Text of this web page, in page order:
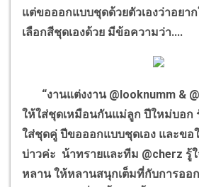
แต่ขอออกแบบชุดด้วยตัวเองว่าอยา
เลือกสีชุดเองด้วย มีข้อความว่า....
“งานแต่งงาน @looknumm &
ให้ใส่ชุดเหมือนกันแม่ลูก ปีใหม่บอก
ใส่ชุดคู่ ปีขอออกแบบชุดเอง และขอ
บ่าวค่ะ น้าทรายและทีม @cherz รู้
หลาน ให้หลานสนุกเต็มที่กับการอ